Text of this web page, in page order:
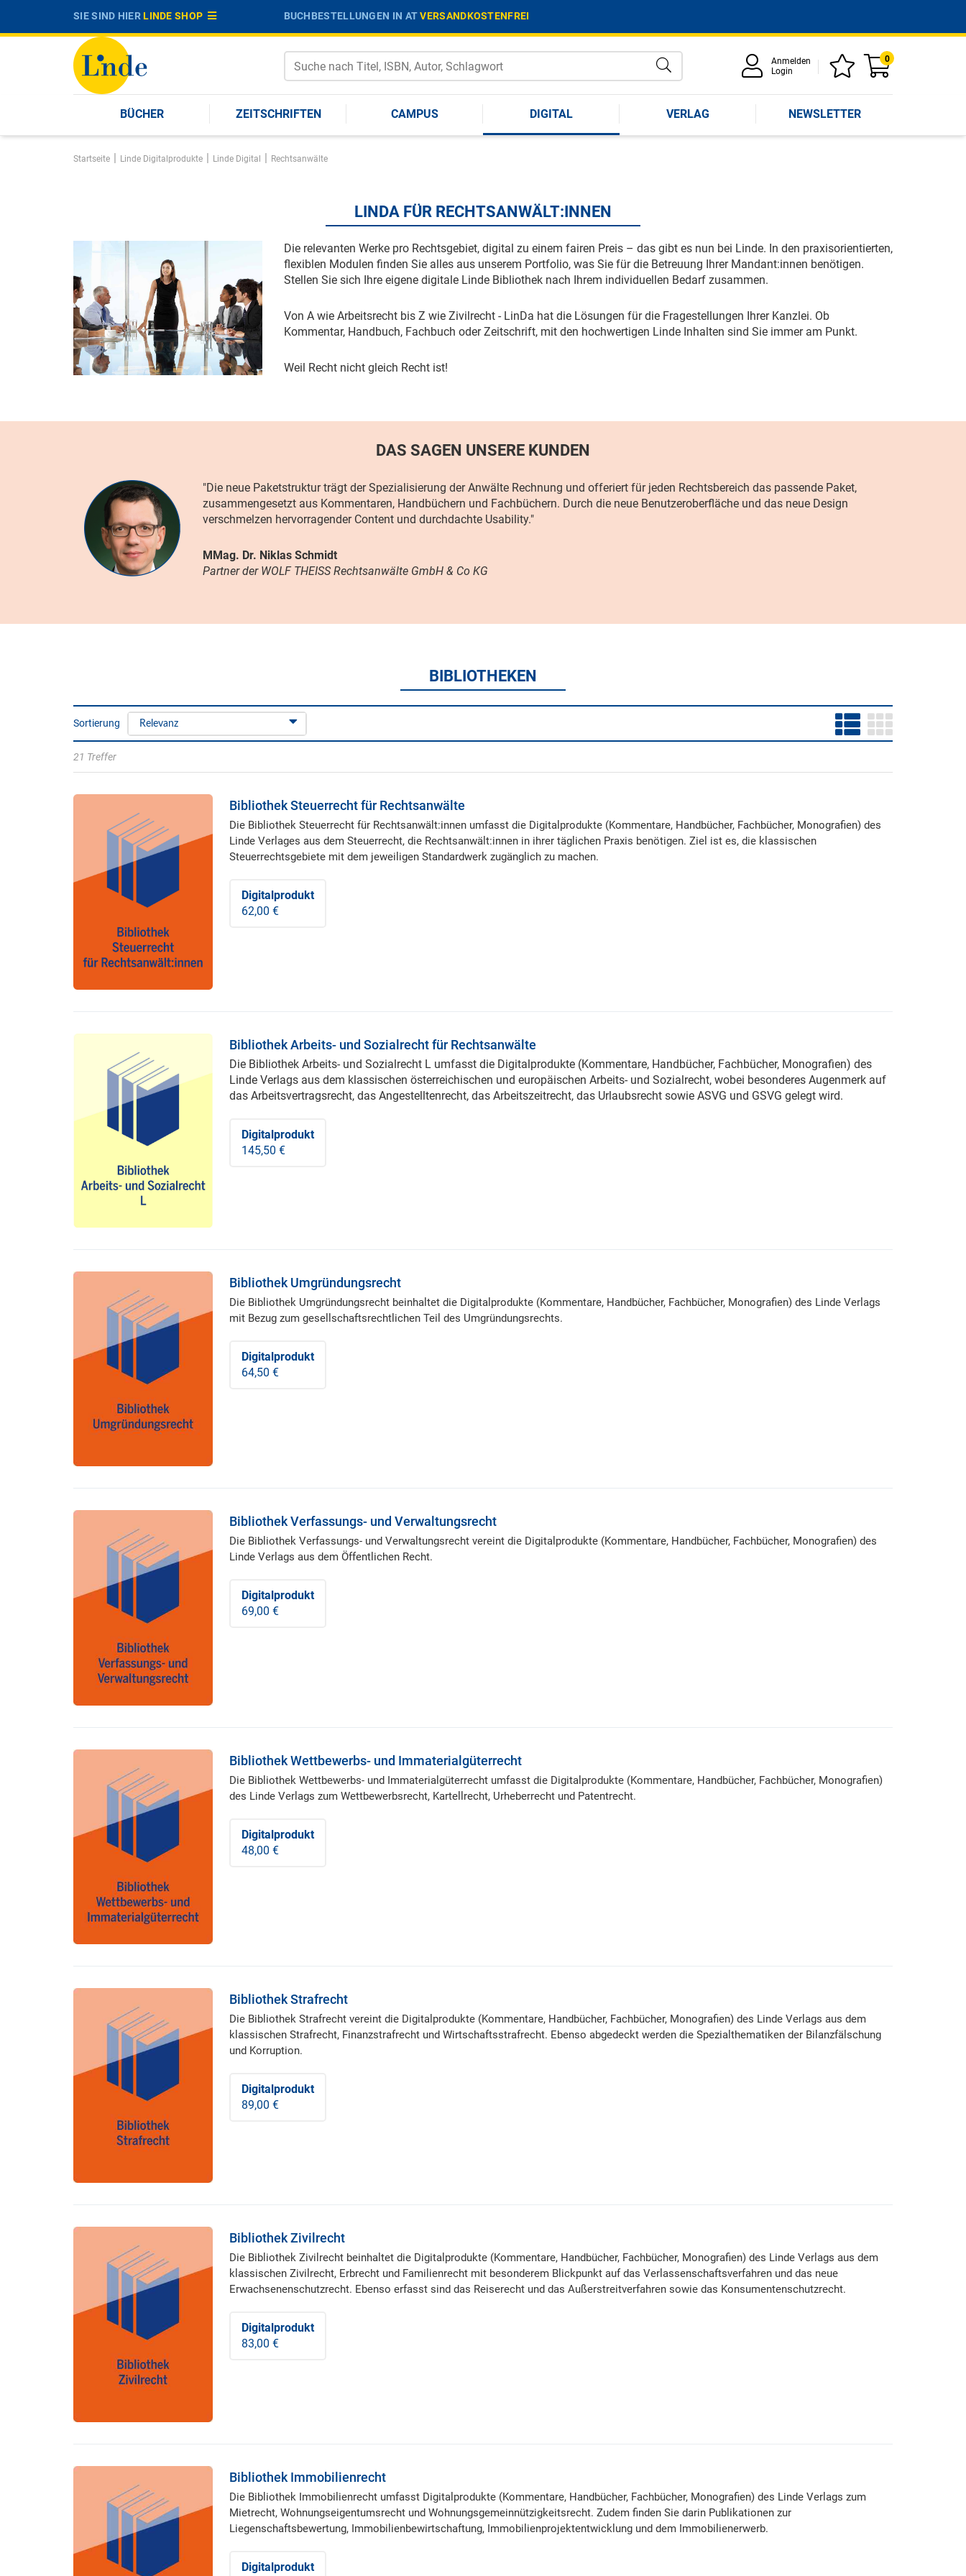
SIE SIND HIERLINDE SHOP BUCHBESTELLUNGEN IN ATVERSANDKOSTENFREI
Anmelden
Login
0
BÜCHER ZEITSCHRIFTEN CAMPUS DIGITAL VERLAG NEWSLETTER
Startseite | Linde Digitalprodukte | Linde Digital | Rechtsanwälte
LINDA FÜR RECHTSANWÄLT:INNEN
Die relevanten Werke pro Rechtsgebiet, digital zu einem fairen Preis – das gibt es nun bei Linde. In den praxisorientierten,
flexiblen Modulen finden Sie alles aus unserem Portfolio, was Sie für die Betreuung Ihrer Mandant:innen benötigen.
Stellen Sie sich Ihre eigene digitale Linde Bibliothek nach Ihrem individuellen Bedarf zusammen.
Von A wie Arbeitsrecht bis Z wie Zivilrecht - LinDa hat die Lösungen für die Fragestellungen Ihrer Kanzlei. Ob
Kommentar, Handbuch, Fachbuch oder Zeitschrift, mit den hochwertigen Linde Inhalten sind Sie immer am Punkt.
Weil Recht nicht gleich Recht ist!
DAS SAGEN UNSERE KUNDEN
"Die neue Paketstruktur trägt der Spezialisierung der Anwälte Rechnung und offeriert für jeden Rechtsbereich das passende Paket,
zusammengesetzt aus Kommentaren, Handbüchern und Fachbüchern. Durch die neue Benutzeroberfläche und das neue Design
verschmelzen hervorragender Content und durchdachte Usability."
MMag. Dr. Niklas Schmidt
Partner der WOLF THEISS Rechtsanwälte GmbH & Co KG
BIBLIOTHEKEN
Sortierung Relevanz
21 Treffer
Bibliothek Steuerrecht für Rechtsanwälte
Die Bibliothek Steuerrecht für Rechtsanwält:innen umfasst die Digitalprodukte (Kommentare, Handbücher, Fachbücher, Monografien) des
Linde Verlages aus dem Steuerrecht, die Rechtsanwält:innen in ihrer täglichen Praxis benötigen. Ziel ist es, die klassischen
Steuerrechtsgebiete mit dem jeweiligen Standardwerk zugänglich zu machen.
Digitalprodukt
62,00 €
Bibliothek Arbeits- und Sozialrecht für Rechtsanwälte
Die Bibliothek Arbeits- und Sozialrecht L umfasst die Digitalprodukte (Kommentare, Handbücher, Fachbücher, Monografien) des
Linde Verlags aus dem klassischen österreichischen und europäischen Arbeits- und Sozialrecht, wobei besonderes Augenmerk auf
das Arbeitsvertragsrecht, das Angestelltenrecht, das Arbeitszeitrecht, das Urlaubsrecht sowie ASVG und GSVG gelegt wird.
Digitalprodukt
145,50 €
Bibliothek Umgründungsrecht
Die Bibliothek Umgründungsrecht beinhaltet die Digitalprodukte (Kommentare, Handbücher, Fachbücher, Monografien) des Linde Verlags
mit Bezug zum gesellschaftsrechtlichen Teil des Umgründungsrechts.
Digitalprodukt
64,50 €
Bibliothek Verfassungs- und Verwaltungsrecht
Die Bibliothek Verfassungs- und Verwaltungsrecht vereint die Digitalprodukte (Kommentare, Handbücher, Fachbücher, Monografien) des
Linde Verlags aus dem Öffentlichen Recht.
Digitalprodukt
69,00 €
Bibliothek Wettbewerbs- und Immaterialgüterrecht
Die Bibliothek Wettbewerbs- und Immaterialgüterrecht umfasst die Digitalprodukte (Kommentare, Handbücher, Fachbücher, Monografien)
des Linde Verlags zum Wettbewerbsrecht, Kartellrecht, Urheberrecht und Patentrecht.
Digitalprodukt
48,00 €
Bibliothek Strafrecht
Die Bibliothek Strafrecht vereint die Digitalprodukte (Kommentare, Handbücher, Fachbücher, Monografien) des Linde Verlags aus dem
klassischen Strafrecht, Finanzstrafrecht und Wirtschaftsstrafrecht. Ebenso abgedeckt werden die Spezialthematiken der Bilanzfälschung
und Korruption.
Digitalprodukt
89,00 €
Bibliothek Zivilrecht
Die Bibliothek Zivilrecht beinhaltet die Digitalprodukte (Kommentare, Handbücher, Fachbücher, Monografien) des Linde Verlags aus dem
klassischen Zivilrecht, Erbrecht und Familienrecht mit besonderem Blickpunkt auf das Verlassenschaftsverfahren und das neue
Erwachsenenschutzrecht. Ebenso erfasst sind das Reiserecht und das Außerstreitverfahren sowie das Konsumentenschutzrecht.
Digitalprodukt
83,00 €
Bibliothek Immobilienrecht
Die Bibliothek Immobilienrecht umfasst Digitalprodukte (Kommentare, Handbücher, Fachbücher, Monografien) des Linde Verlags zum
Mietrecht, Wohnungseigentumsrecht und Wohnungsgemeinnützigkeitsrecht. Zudem finden Sie darin Publikationen zur
Liegenschaftsbewertung, Immobilienbewirtschaftung, Immobilienprojektentwicklung und dem Immobilienerwerb.
Digitalprodukt